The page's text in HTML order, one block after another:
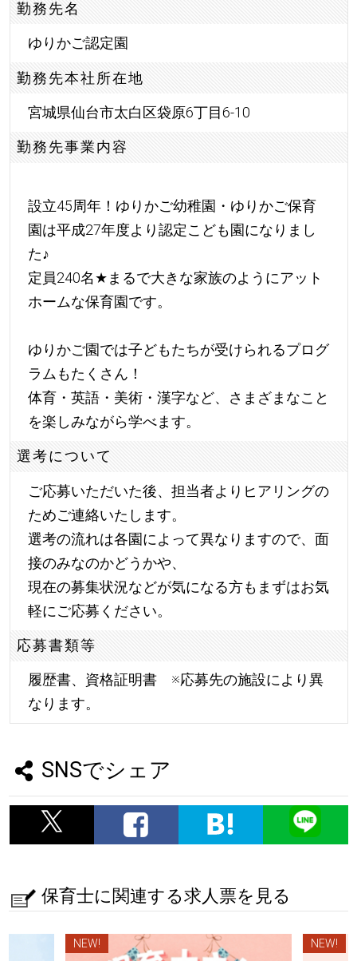
勤務先名
ゆりかご認定園
勤務先本社所在地
宮城県仙台市太白区袋原6丁目6-10
勤務先事業内容
設立45周年！ゆりかご幼稚園・ゆりかご保育
園は平成27年度より認定こども園になりまし
た♪
定員240名★ まるで大きな家族のようにアット
ホームな保育園です。
ゆりかご園では子どもたちが受けられるプログ
ラムもたくさん！
体育・英語・美術・漢字など、さまざまなこと
を楽しみながら学べます。
選考について
ご応募いただいた後、担当者よりヒアリングの
ためご連絡いたします。
選考の流れは各園によって異なりますので、面
接のみなのかどうかや、
現在の募集状況などが気になる方もまずはお気
軽にご応募ください。
応募書類等
履歴書、資格証明書 ※応募先の施設により異
なります。
SNSでシェア
保育士に関連する求人票を見る
NEW! NEW!